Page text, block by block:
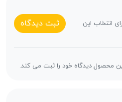
انتخاب این
ثبت دیدگاه
محصول دیدگاه خود را ثبت می کند.